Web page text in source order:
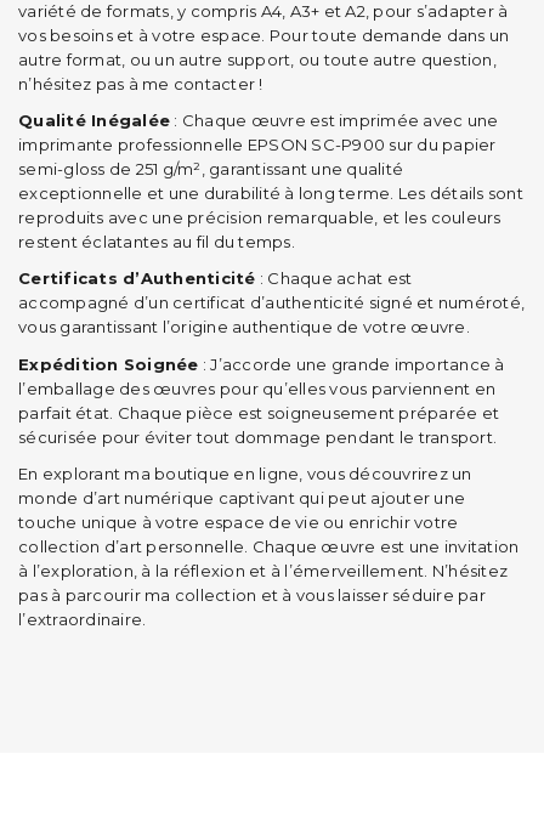
variété de formats, y compris A4, A3+ et A2, pour s’adapter à
vos besoins et à votre espace. Pour toute demande dans un
autre format, ou un autre support, ou toute autre question,
n’hésitez pas à me contacter !
Qualité Inégalée : Chaque œuvre est imprimée avec une
imprimante professionnelle EPSON SC-P900 sur du papier
semi-gloss de 251 g/m², garantissant une qualité
exceptionnelle et une durabilité à long terme. Les détails sont
reproduits avec une précision remarquable, et les couleurs
restent éclatantes au fil du temps.
Certificats d’Authenticité : Chaque achat est
accompagné d’un certificat d’authenticité signé et numéroté,
vous garantissant l’origine authentique de votre œuvre.
Expédition Soignée : J’accorde une grande importance à
l’emballage des œuvres pour qu’elles vous parviennent en
parfait état. Chaque pièce est soigneusement préparée et
sécurisée pour éviter tout dommage pendant le transport.
En explorant ma boutique en ligne, vous découvrirez un
monde d’art numérique captivant qui peut ajouter une
touche unique à votre espace de vie ou enrichir votre
collection d’art personnelle. Chaque œuvre est une invitation
à l’exploration, à la réflexion et à l’émerveillement. N’hésitez
pas à parcourir ma collection et à vous laisser séduire par
l’extraordinaire.